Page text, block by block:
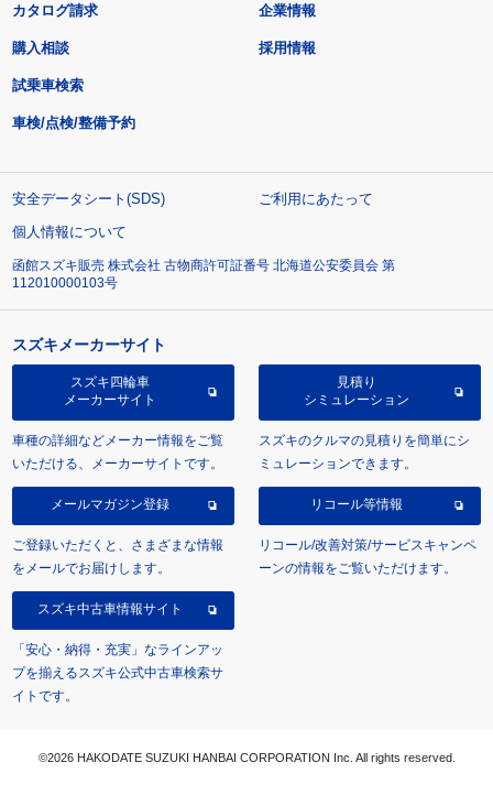
カタログ請求
購入相談
試乗車検索
車検/点検/整備予約
企業情報
採用情報
安全データシート(SDS)
ご利用にあたって
個人情報について
函館スズキ販売 株式会社 古物商許可証番号 北海道公安委員会 第
112010000103号
スズキメーカーサイト
スズキ四輪車
メーカーサイト
車種の詳細などメーカー情報をご覧
いただける、メーカーサイトです。
見積り
シミュレーション
スズキのクルマの見積りを簡単にシ
ミュレーションできます。
メールマガジン登録
ご登録いただくと、さまざまな情報
をメールでお届けします。
リコール等情報
リコール/改善対策/サービスキャンペ
ーンの情報をご覧いただけます。
スズキ中古車情報サイト
「安心・納得・充実」なラインアッ
プを揃えるスズキ公式中古車検索サ
イトです。
©2026 HAKODATE SUZUKI HANBAI CORPORATION Inc. All rights reserved.